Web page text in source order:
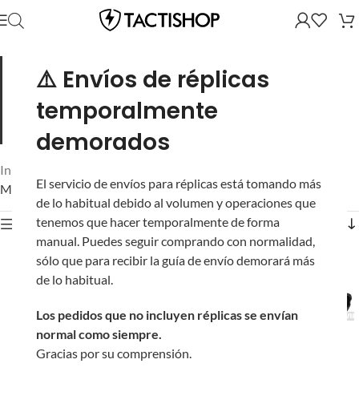
⚠️ Envíos de réplicas
temporalmente
demorados
El servicio de envíos para réplicas está tomando más
de lo habitual debido al volumen y operaciones que
tenemos que hacer temporalmente de forma
manual. Puedes seguir comprando con normalidad,
sólo que para recibir la guía de envío demorará más
de lo habitual.
Los pedidos que no incluyen réplicas se envían
normal como siempre.
Gracias por su comprensión.
Linternas, lásers y unidades PEQ para dominar la
oscuridad.Iluminación táctica para tu réplica: linternas de
cientos de lúmenes con interruptor remoto, lásers visibles e
IR, y unidades PEQ que combinan todo. En CQB y juegos
nocturnos no son opcionales.
Inicio
Mostrando los 11 resultados
Mostrar filtros